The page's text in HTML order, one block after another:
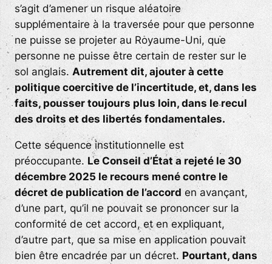
s’agit d’amener un risque aléatoire
supplémentaire à la traversée pour que personne
ne puisse se projeter au Royaume-Uni, que
personne ne puisse être certain de rester sur le
sol anglais. Autrement dit, ajouter à cette
politique coercitive de l’incertitude, et, dans les
faits, pousser toujours plus loin, dans le recul
des droits et des libertés fondamentales.
Cette séquence institutionnelle est
préoccupante. Le Conseil d’État a rejeté le 30
décembre 2025 le recours mené contre le
décret de publication de l’accord en avançant,
d’une part, qu’il ne pouvait se prononcer sur la
conformité de cet accord, et en expliquant,
d’autre part, que sa mise en application pouvait
bien être encadrée par un décret. Pourtant, dans